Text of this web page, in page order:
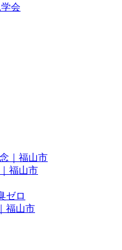
学会
｜福山市
福山市
ゼロ
福山市